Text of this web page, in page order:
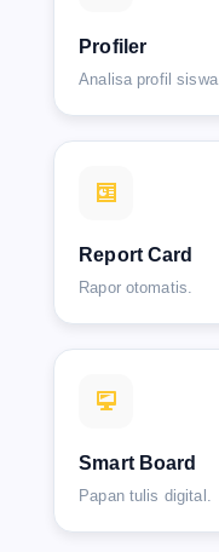
Profiler
Analisa profil siswa.
Report Card
Rapor otomatis.
Smart Board
Papan tulis digital.